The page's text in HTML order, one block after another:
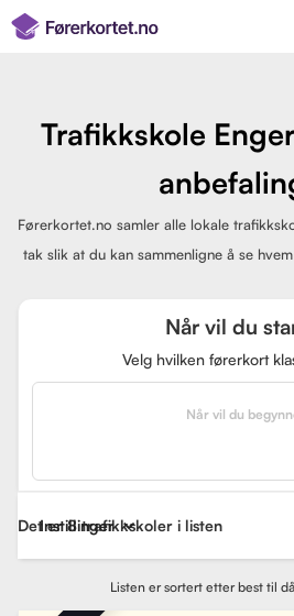
Trafikkskole
Førerkortet.no samler alle lokale
tak slik at du kan sammenligne å se
Når vil du
Velg hvilken førerkort
Når vil du
Det er 8 trafikkskoler i listen
Instillinger
Listen er sortert etter best til